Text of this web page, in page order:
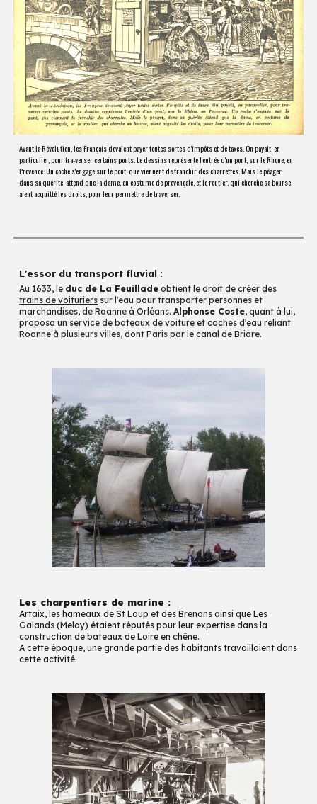
Avant la Révolution, les Français devaient payer toutes sortes d'impôts et de taxes. On payait, en
particulier, pour tra-verser certains ponts. Le dessins représente l'entrée d'un pont, sur le Rhone, en
Provence. Un coche s'engage sur le pont, que viennent de franchir des charrettes. Mais le péager,
dans sa quérite, attend que la dame, en costume de provençale, et le routier, qui cherche sa bourse,
aient acquitté les droits, pour leur permettre de traverser.
L'essor du transport fluvial :
Au 1633, le duc de La Feuillade obtient le droit de créer des
trains de voituriers sur l'eau pour transporter personnes et
marchandises, de Roanne à Orléans.Alphonse Coste, quant à lui,
proposa un service de bateaux de voiture et coches d'eau reliant
Roanne à plusieurs villes, dont Paris par le canal de Briare.
Les charpentiers de marine :
Artaix, les hameaux de St Loup et des Brenons ainsi queLes
Galands (Melay) étaient réputés pour leur expertise dans la
construction de bateauxdeLoire en chêne.
A cette époque, une grande partie des habitants travaillaient dans
cette activité.